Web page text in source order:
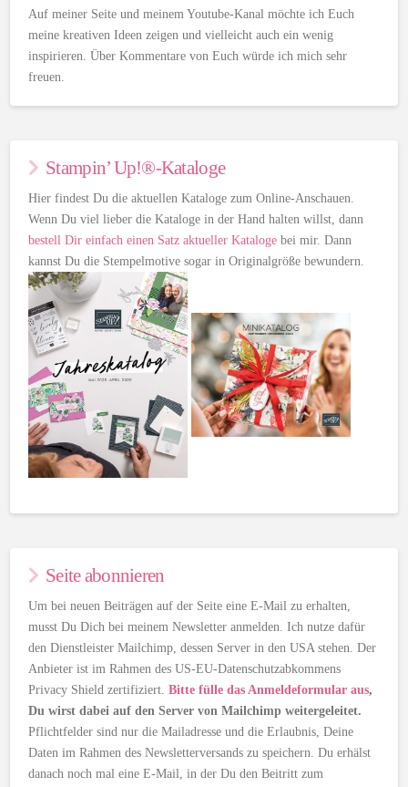
Auf meiner Seite und meinem Youtube-Kanal möchte ich Euch
meine kreativen Ideen zeigen und vielleicht auch ein wenig
inspirieren. Über Kommentare von Euch würde ich mich sehr
freuen.
Stampin’ Up!®-Kataloge
Hier findest Du die aktuellen Kataloge zum Online-Anschauen.
Wenn Du viel lieber die Kataloge in der Hand halten willst, dann
bestell Dir einfach einen Satz aktueller Kataloge bei mir. Dann
kannst Du die Stempelmotive sogar in Originalgröße bewundern.
Seite abonnieren
Um bei neuen Beiträgen auf der Seite eine E-Mail zu erhalten,
musst Du Dich bei meinem Newsletter anmelden. Ich nutze dafür
den Dienstleister Mailchimp, dessen Server in den USA stehen. Der
Anbieter ist im Rahmen des US-EU-Datenschutzabkommens
Privacy Shield zertifiziert.Bitte fülle das Anmeldeformular aus,
Du wirst dabei auf den Server von Mailchimp weitergeleitet.
Pflichtfelder sind nur die Mailadresse und die Erlaubnis, Deine
Daten im Rahmen des Newsletterversands zu speichern. Du erhälst
danach noch mal eine E-Mail, in der Du den Beitritt zum